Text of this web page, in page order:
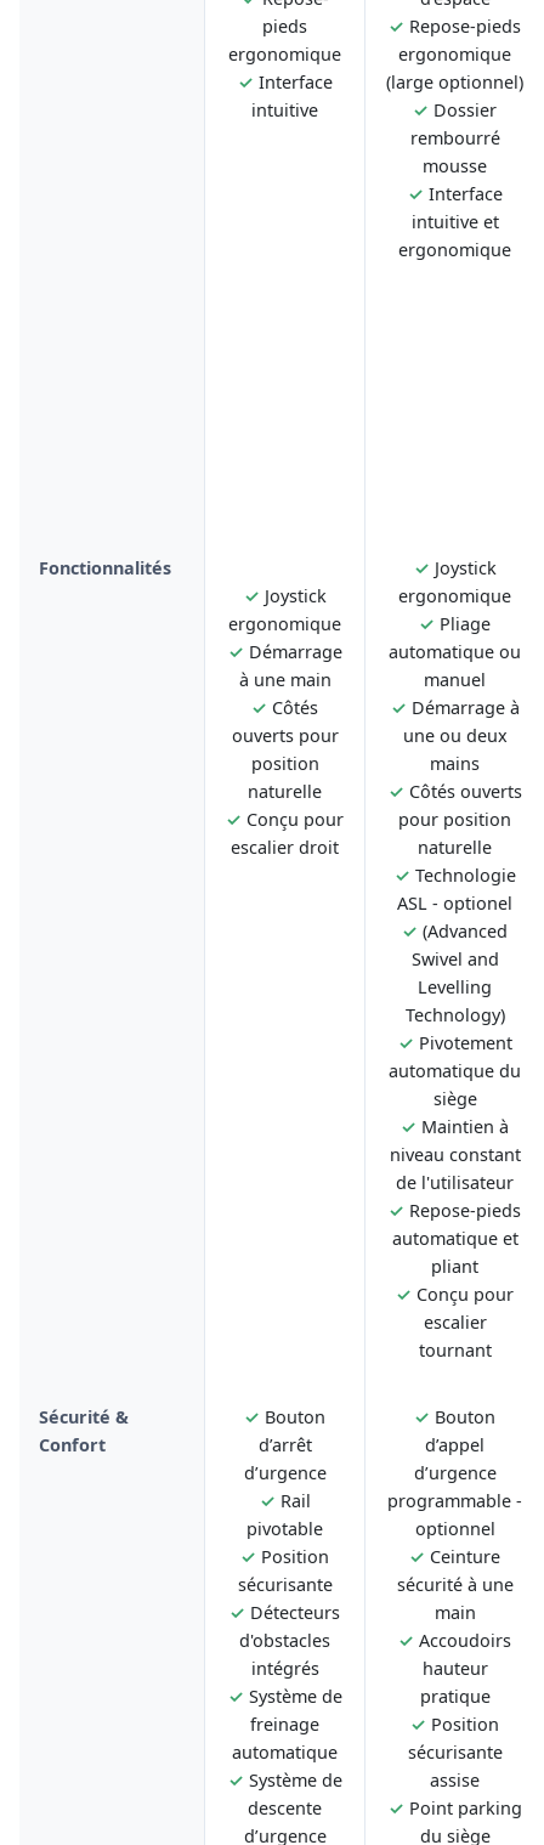
pieds
ergonomique
✓ Interface
intuitive
✓ Repose-pieds
ergonomique
(large optionnel)
✓ Dossier
rembourré
mousse
✓ Interface
intuitive et
ergonomique
Fonctionnalités
✓ Joystick
ergonomique
✓ Démarrage
à une main
✓ Côtés
ouverts pour
position
naturelle
✓ Conçu pour
escalier droit
✓ Joystick
ergonomique
✓ Pliage
automatique ou
manuel
✓ Démarrage à
une ou deux
mains
✓ Côtés ouverts
pour position
naturelle
✓ Technologie
ASL - optionel
✓ (Advanced
Swivel and
Levelling
Technology)
✓ Pivotement
automatique du
siège
✓ Maintien à
niveau constant
de l'utilisateur
✓ Repose-pieds
automatique et
pliant
✓ Conçu pour
escalier
tournant
Sécurité &
Confort
✓ Bouton
d’arrêt
d’urgence
✓ Rail
pivotable
✓ Position
sécurisante
✓ Détecteurs
d'obstacles
intégrés
✓ Système de
freinage
automatique
✓ Système de
descente
d’urgence
✓ Bouton
d’appel
d’urgence
programmable -
optionnel
✓ Ceinture
sécurité à une
main
✓ Accoudoirs
hauteur
pratique
✓ Position
sécurisante
assise
✓ Point parking
du siège